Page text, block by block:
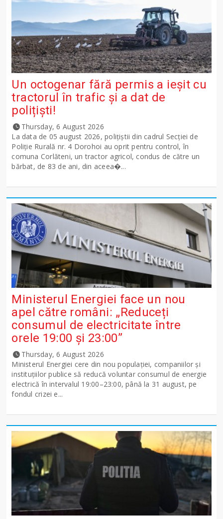
Un octogenar fără permis a ieșit cu
tractorul în trafic și a dat de
polițiști!
Thursday, 6 August 2026
La data de 05 august 2026, polițiștii din cadrul Secției de
Poliție Rurală nr. 4 Dorohoi au oprit pentru control, în
comuna Corlăteni, un tractor agricol, condus de către un
bărbat, de 83 de ani, din aceea�...
Ministerul Energiei face un nou
apel către români: „Reduceți
consumul de electricitate între
orele 19:00 și 23:00”
Thursday, 6 August 2026
Ministerul Energiei cere din nou populației, companiilor și
instituțiilor publice să reducă voluntar consumul de energie
electrică în intervalul 19:00–23:00, până la 31 august, pe
fondul crizei e...